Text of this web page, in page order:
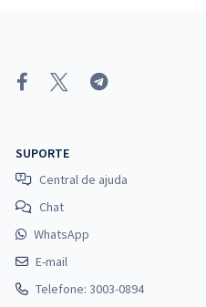
SUPORTE
Central de ajuda
Chat
WhatsApp
E-mail
Telefone: 3003-0894